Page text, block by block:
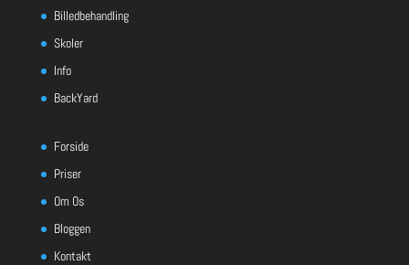
Billedbehandling
Skoler
Info
BackYard
Forside
Priser
Om Os
Bloggen
Kontakt